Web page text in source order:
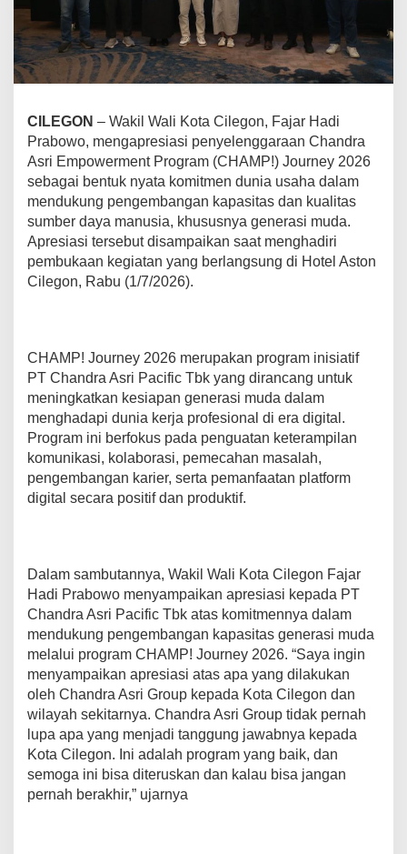
A
p
r
e
s
s
i
C
A
M
P
!
J
o
u
y
0
2
6
,
B
e
k
a
e
n
e
r
a
s
M
u
d
a
H
a
d
a
CILEGON – Wakil Wali Kota Cilegon, Fajar Hadi
Prabowo, mengapresiasi penyelenggaraan Chandra
Asri Empowerment Program (CHAMP!) Journey 2026
sebagai bentuk nyata komitmen dunia usaha dalam
mendukung pengembangan kapasitas dan kualitas
sumber daya manusia, khususnya generasi muda.
Apresiasi tersebut disampaikan saat menghadiri
pembukaan kegiatan yang berlangsung di Hotel Aston
Cilegon, Rabu (1/7/2026).
CHAMP! Journey 2026 merupakan program inisiatif
PT Chandra Asri Pacific Tbk yang dirancang untuk
meningkatkan kesiapan generasi muda dalam
menghadapi dunia kerja profesional di era digital.
Program ini berfokus pada penguatan keterampilan
komunikasi, kolaborasi, pemecahan masalah,
pengembangan karier, serta pemanfaatan platform
digital secara positif dan produktif.
Dalam sambutannya, Wakil Wali Kota Cilegon Fajar
Hadi Prabowo menyampaikan apresiasi kepada PT
Chandra Asri Pacific Tbk atas komitmennya dalam
mendukung pengembangan kapasitas generasi muda
melalui program CHAMP! Journey 2026. “Saya ingin
menyampaikan apresiasi atas apa yang dilakukan
oleh Chandra Asri Group kepada Kota Cilegon dan
wilayah sekitarnya. Chandra Asri Group tidak pernah
lupa apa yang menjadi tanggung jawabnya kepada
Kota Cilegon. Ini adalah program yang baik, dan
semoga ini bisa diteruskan dan kalau bisa jangan
pernah berakhir,” ujarnya